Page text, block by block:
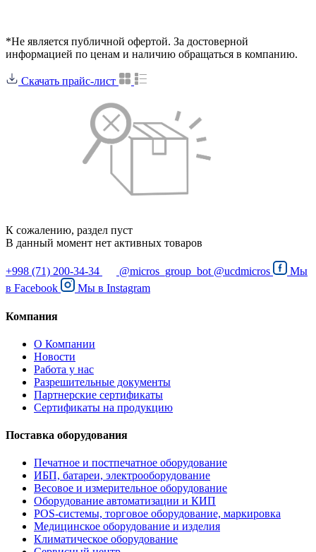
*Не является публичной офертой. За достоверной
информацией по ценам и наличию обращаться в компанию.
Скачать прайс-лист
К сожалению, раздел пуст
В данный момент нет активных товаров
+998 (71) 200-34-34 @micros_group_bot @ucdmicros
Мы
в Facebook Мы в Instagram
Компания
О Компании
Новости
Работа у нас
Разрешительные документы
Партнерские сертификаты
Сертификаты на продукцию
Поставка оборудования
Печатное и постпечатное оборудование
ИБП, батареи, электрооборудование
Весовое и измерительное оборудование
Оборудование автоматизации и КИП
POS-системы, торговое оборудование, маркировка
Медицинское оборудование и изделия
Климатическое оборудование